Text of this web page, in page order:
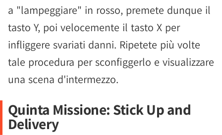
a "lampeggiare" in rosso, premete dunque il
tasto Y, poi velocemente il tasto X per
infliggere svariati danni. Ripetete più volte
tale procedura per sconfiggerlo e visualizzare
una scena d'intermezzo.
Quinta Missione: Stick Up and
Delivery